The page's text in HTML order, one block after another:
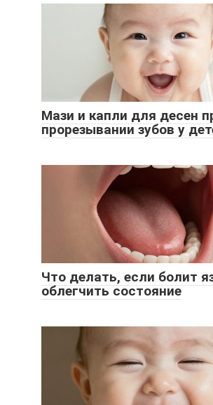
Мази и капли для десен
прорезывании зубов у
Что делать, если болит
облегчить состояние